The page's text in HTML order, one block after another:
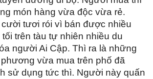
món hàng vừa độc vừa rẻ.
tươi rói vì bán được nhiều
tối trên tàu tự nhiên nhiều du
người Ai Cập. Thì ra là những
vừa mua trên phố đã
sử dụng tức thì. Người này quấn